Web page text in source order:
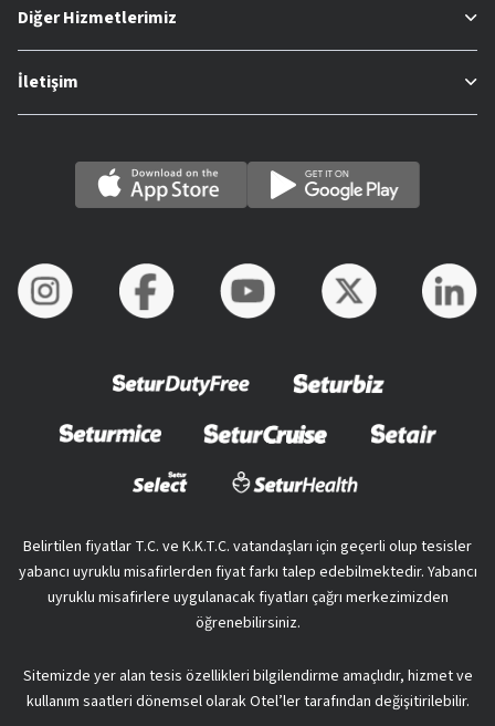
Diğer Hizmetlerimiz
İletişim
Belirtilen fiyatlar T.C. ve K.K.T.C. vatandaşları için geçerli olup tesisler
yabancı uyruklu misafirlerden fiyat farkı talep edebilmektedir. Yabancı
uyruklu misafirlere uygulanacak fiyatları çağrı merkezimizden
öğrenebilirsiniz.
Sitemizde yer alan tesis özellikleri bilgilendirme amaçlıdır, hizmet ve
kullanım saatleri dönemsel olarak Otel’ler tarafından değişitirilebilir.